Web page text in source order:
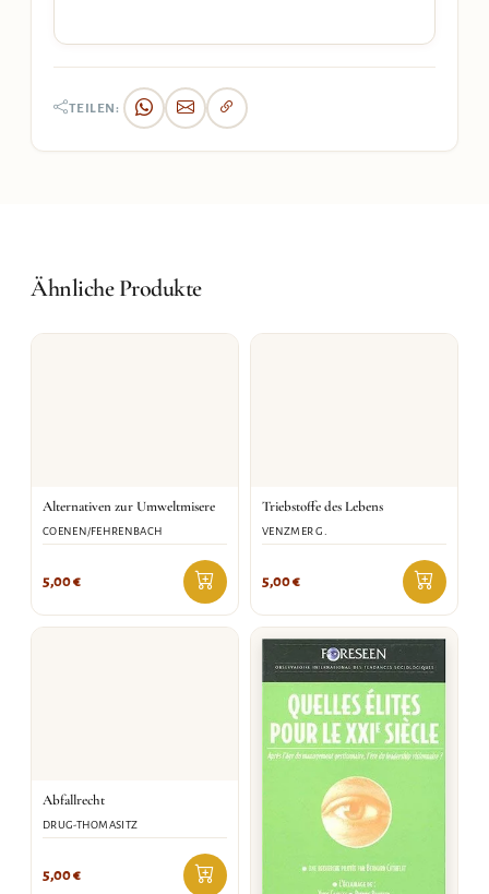
TEILEN:
Ähnliche Produkte
Alternativen zur Umweltmisere
COENEN/FEHRENBACH
5,00€
Triebstoffe des Lebens
VENZMER G.
5,00€
Abfallrecht
DRUG-THOMASITZ
5,00€